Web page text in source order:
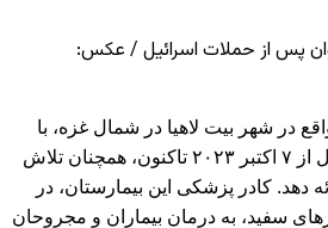
پس از حملات اسرائیل / عکس:
در شهر بیت لاهیا در شمال غزه، با
وجود حملات مکرر اسرائیل از ۷ اکتبر ۲۰۲۳ تاکنون، همچنان تلاش
دهد. کادر پزشکی این بیمارستان، در
سفید، به درمان بیماران و مجروحان